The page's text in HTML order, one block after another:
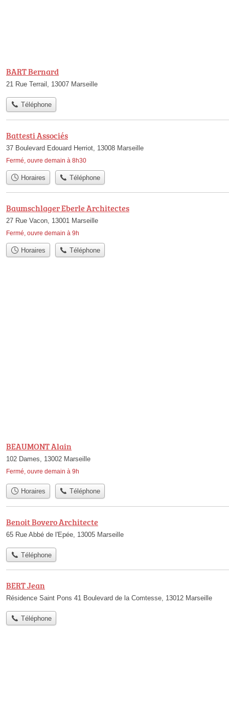
BART Bernard
21 Rue Terrail, 13007 Marseille
Téléphone
Battesti Associés
37 Boulevard Edouard Herriot, 13008 Marseille
Fermé, ouvre demain à 8h30
Horaires Téléphone
Baumschlager Eberle Architectes
27 Rue Vacon, 13001 Marseille
Fermé, ouvre demain à 9h
Horaires Téléphone
BEAUMONT Alain
102 Dames, 13002 Marseille
Fermé, ouvre demain à 9h
Horaires Téléphone
Benoit Bovero Architecte
65 Rue Abbé de l'Epée, 13005 Marseille
Téléphone
BERT Jean
Résidence Saint Pons 41 Boulevard de la Comtesse, 13012 Marseille
Téléphone